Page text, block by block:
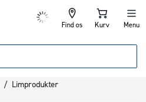
Find os Kurv Menu
/ Limprodukter